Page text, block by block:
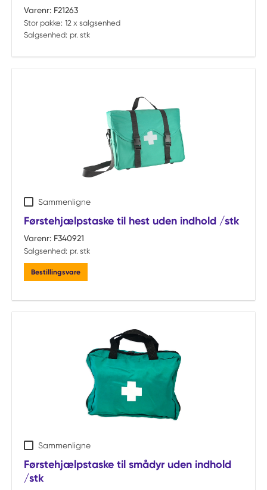
Varenr: F21263
Stor pakke: 12 x salgsenhed
Salgsenhed: pr. stk
Sammenligne
Førstehjælpstaske til hest uden indhold /stk
Varenr: F340921
Salgsenhed: pr. stk
Bestillingsvare
Sammenligne
Førstehjælpstaske til smådyr uden indhold
/stk